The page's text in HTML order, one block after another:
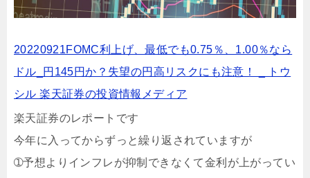
20220921FOMC利上げ、最低でも0.75％、1.00％なら
ドル_円145円か？失望の円高リスクにも注意！ _ トウ
シル 楽天証券の投資情報メディア
楽天証券のレポートです
今年に入ってからずっと繰り返されていますが
➀予想よりインフレが抑制できなくて金利が上がってい